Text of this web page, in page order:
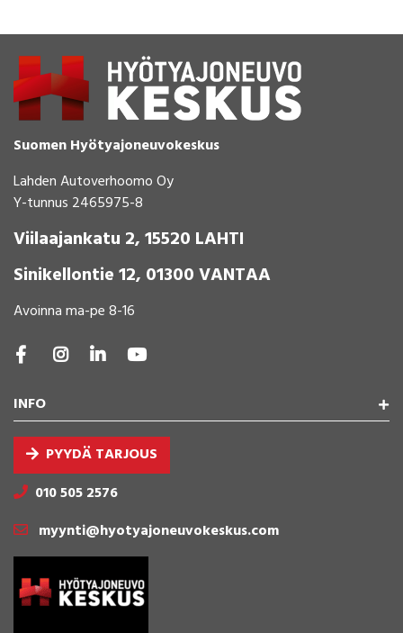
Suomen Hyötyajoneuvokeskus
Lahden Autoverhoomo Oy
Y-tunnus 2465975-8
Viilaajankatu 2, 15520 LAHTI
Sinikellontie 12, 01300 VANTAA
Avoinna ma-pe 8-16
INFO
PYYDÄ TARJOUS
010 505 2576
myynti@hyotyajoneuvokeskus.com